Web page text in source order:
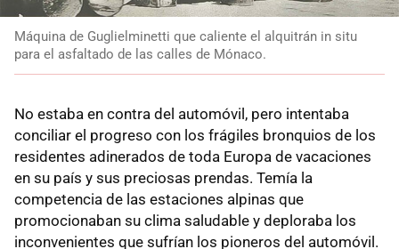
Máquina de Guglielminetti que caliente el alquitrán in situ
para el asfaltado de las calles de Mónaco.
No estaba en contra del automóvil, pero intentaba
conciliar el progreso con los frágiles bronquios de los
residentes adinerados de toda Europa de vacaciones
en su país y sus preciosas prendas. Temía la
competencia de las estaciones alpinas que
promocionaban su clima saludable y deploraba los
inconvenientes que sufrían los pioneros del automóvil.